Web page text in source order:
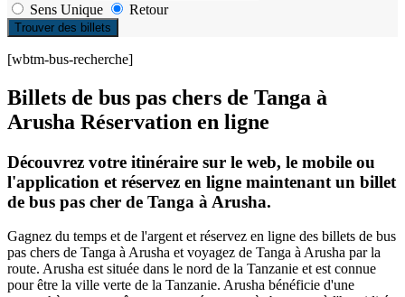
Sens Unique
Retour
Trouver des billets
[wbtm-bus-recherche]
Billets de bus pas chers de Tanga à
Arusha Réservation en ligne
Découvrez votre itinéraire sur le web, le mobile ou
l'application et réservez en ligne maintenant un billet
de bus pas cher de Tanga à Arusha.
Gagnez du temps et de l'argent et réservez en ligne des billets de bus
pas chers de Tanga à Arusha et voyagez de Tanga à Arusha par la
route. Arusha est située dans le nord de la Tanzanie et est connue
pour être la ville verte de la Tanzanie. Arusha bénéficie d'une